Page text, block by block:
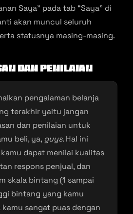
Saya” pada tab “Saya” di
akan muncul seluruh
statusnya masing-masing.
dan Penilaian
pengalaman belanja
terakhir yaitu jangan
dan penilaian untuk
beli, ya, guys. Hal ini
dapat menilai kualitas
respons penjual, dan
skala bintang (1 sampai
bintang yang kamu
sangat puas dengan